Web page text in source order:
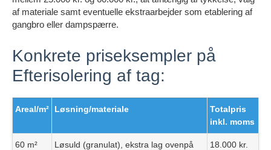
af materiale samt eventuelle ekstraarbejder som etablering af
gangbro eller dampspærre.
Konkrete priseksempler på
Efterisolering af tag:
Areal/m² Løsning/materiale
Totalpris
inkl. moms
60 m²
Løsuld (granulat), ekstra lag ovenpå
18.000 kr.